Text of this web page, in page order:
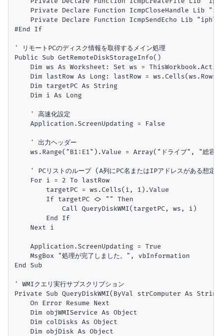
Private Declare Function IcmpCloseHandle Lib
Private Declare Function IcmpSendEcho Lib
#End If
' リモートPCのディスク情報を取得するメイン処理
Public Sub GetRemoteDiskStorageInfo()
Dim ws As Worksheet: Set ws =
Dim lastRow As Long: lastRow =
    Dim targetPC As String
    Dim i As Long
    ' 高速化設定
    Application.ScreenUpdating = False
    ' 出力ヘッダー
ws.Range("B1:E1").Value = Array("ドライブ", "総容
    ' PCリストのループ (A列にPC名またはIPアドレスがある想定)
    For i = 2 To lastRow
        targetPC = ws.Cells(i, 1).Value
        If targetPC <> "" Then
            Call QueryDiskWMI(targetPC, ws, i)
        End If
    Next i
    Application.ScreenUpdating = True
    MsgBox "処理が完了しました。", vbInformation
End Sub
' WMIクエリ実行サブスクリプション
Private Sub QueryDiskWMI(ByVal strComputer As
    On Error Resume Next
    Dim objWMIService As Object
    Dim colDisks As Object
    Dim objDisk As Object